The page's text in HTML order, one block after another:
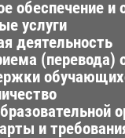
обеспечение
услуги
деятельность
(перевода)
и